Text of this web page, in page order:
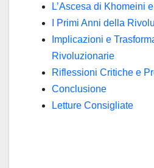
L’Ascesa di Khomeini
I Primi Anni della
Implicazioni e
Rivoluzionarie
Riflessioni Critiche e
Conclusione
Letture Consigliate